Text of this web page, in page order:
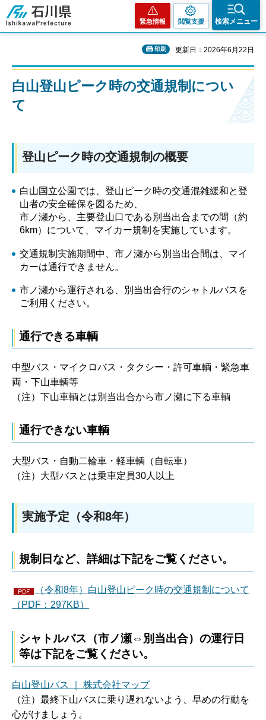
石川県
緊急情報 閲覧支援 検索メニュー
印刷 更新日：2026年6月22日
白山登山ピーク時の交通規制につい
て
登山ピーク時の交通規制の概要
白山国立公園では、登山ピーク時の交通混雑緩和と登
山者の安全確保を図るため、
市ノ瀬から、主要登山口である別当出合までの間（約
6km）について、マイカー規制を実施しています。
交通規制実施期間中、市ノ瀬から別当出合間は、マイ
カーは通行できません。
市ノ瀬から運行される、別当出合行のシャトルバスを
ご利用ください。
通行できる車輌
中型バス・マイクロバス・タクシー・許可車輌・緊急車
両・下山車輌等
（注）下山車輌とは別当出合から市ノ瀬に下る車輌
通行できない車輌
大型バス・自動二輪車・軽車輌（自転車）
（注）大型バスとは乗車定員30人以上
実施予定（令和8年）
規制日など、詳細は下記をご覧ください。
（令和8年）白山登山ピーク時の交通規制について
（PDF：297KB）
シャトルバス（市ノ瀬⇔別当出合）の運行日
等は下記をご覧ください。
白山登山バス ｜ 株式会社マップ
（注）最終下山バスに乗り遅れないよう、早めの行動を
心がけましょう。